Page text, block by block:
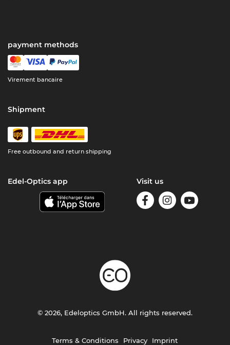
payment methods
Virement bancaire
Shipment
Free outbound and return shipping
Edel-Optics app Visit us
Terms & Conditions Privacy Imprint
© 2026, Edeloptics GmbH. All rights reserved.